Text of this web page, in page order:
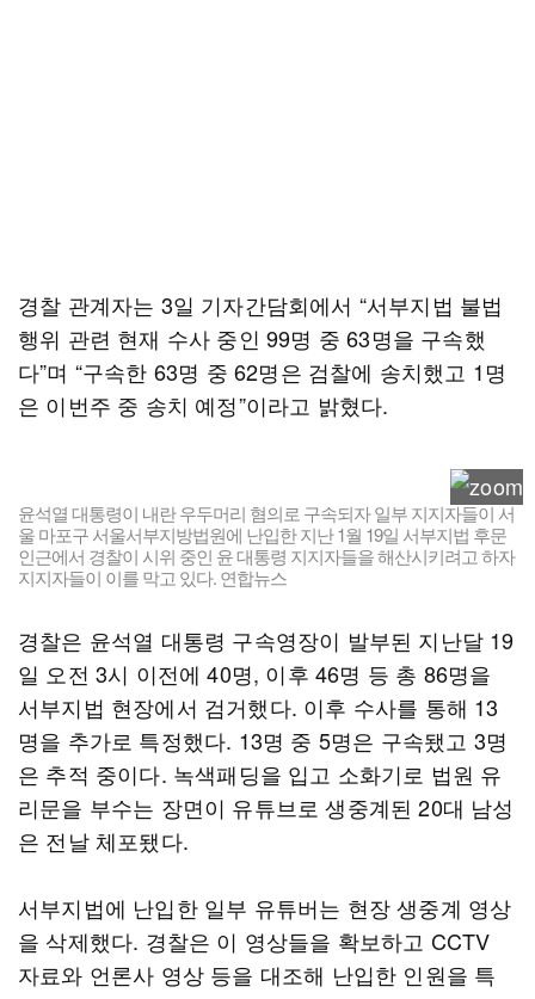
경찰 관계자는 3일 기자간담회에서 “서부지법 불법
행위 관련 현재 수사 중인 99명 중 63명을 구속했
다”며 “구속한 63명 중 62명은 검찰에 송치했고 1명
은 이번주 중 송치 예정”이라고 밝혔다.
윤석열 대통령이 내란 우두머리 혐의로 구속되자 일부 지지자들이 서
울 마포구 서울서부지방법원에 난입한 지난 1월 19일 서부지법 후문
인근에서 경찰이 시위 중인 윤 대통령 지지자들을 해산시키려고 하자
지지자들이 이를 막고 있다. 연합뉴스
경찰은 윤석열 대통령 구속영장이 발부된 지난달 19
일 오전 3시 이전에 40명, 이후 46명 등 총 86명을
서부지법 현장에서 검거했다. 이후 수사를 통해 13
명을 추가로 특정했다. 13명 중 5명은 구속됐고 3명
은 추적 중이다. 녹색패딩을 입고 소화기로 법원 유
리문을 부수는 장면이 유튜브로 생중계된 20대 남성
은 전날 체포됐다.
서부지법에 난입한 일부 유튜버는 현장 생중계 영상
을 삭제했다. 경찰은 이 영상들을 확보하고 CCTV
자료와 언론사 영상 등을 대조해 난입한 인원을 특